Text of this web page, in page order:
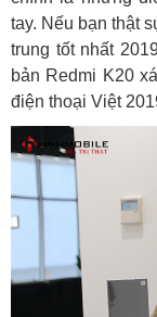
tay. Nếu bạn thật
trung tốt nhất
bản Redmi K20
điện thoại Việt